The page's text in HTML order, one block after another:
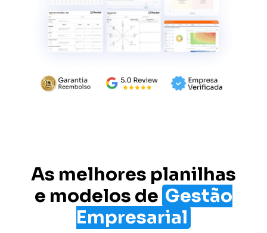
As melhores planilhas
e modelos de Gestão
Empresarial